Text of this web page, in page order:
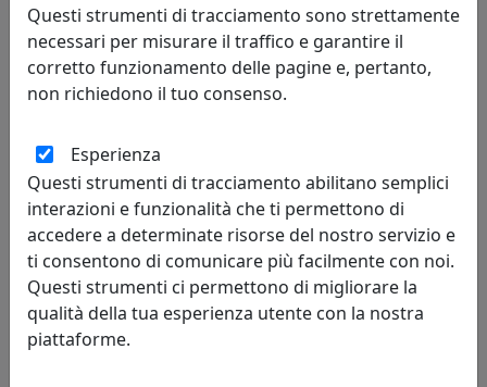
PLAFONIERA COLLEZIONE ASTI C104
315,00 €
Questi strumenti di tracciamento sono strettamente
necessari per misurare il traffico e garantire il
corretto funzionamento delle pagine e, pertanto,
non richiedono il tuo consenso.
Esperienza
Questi strumenti di tracciamento abilitano semplici
interazioni e funzionalità che ti permettono di
accedere a determinate risorse del nostro servizio e
ti consentono di comunicare più facilmente con noi.
Questi strumenti ci permettono di migliorare la
qualità della tua esperienza utente con la nostra
piattaforme.